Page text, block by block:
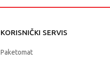
KORISNIČKI SERVIS
Paketomat